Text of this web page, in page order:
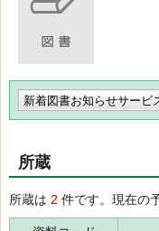
新着図書お知らせサービ
所蔵
所蔵は 2 件です。現在の